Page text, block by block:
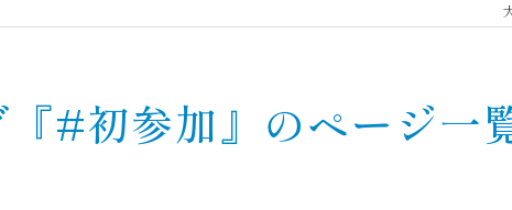
『#初参加』のページ一